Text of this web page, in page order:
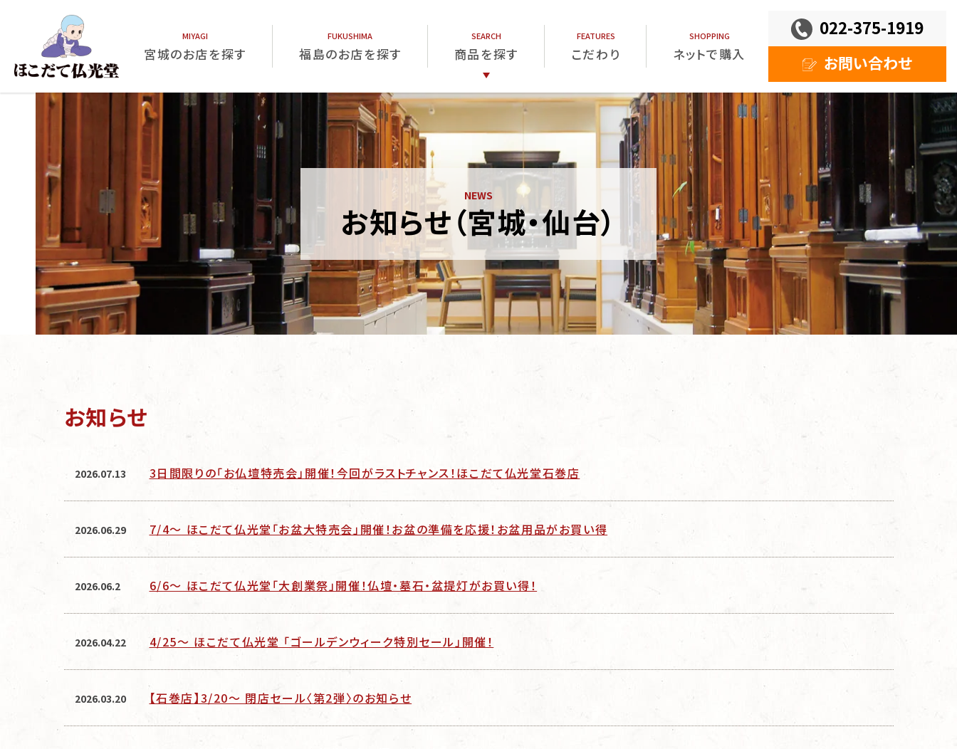
お知らせ（宮城・仙台）
022-375-1919
お問い合わせ
宮城のお店を探す 福島のお店を探す 商品を探す
仏壇
位牌
こだわり ネットで購入
お知らせ
2026.07.13 3日間限りの「お仏壇特売会」開催！今回がラストチャンス！ほこだて仏光堂石巻店
2026.06.29 7/4～ ほこだて仏光堂「お盆大特売会」開催！お盆の準備を応援！お盆用品がお買い得
2026.06.2 6/6～ ほこだて仏光堂「大創業祭」開催！仏壇・墓石・盆提灯がお買い得！
2026.04.22 4/25〜 ほこだて仏光堂 「ゴールデンウィーク特別セール」開催！
2026.03.20 【石巻店】3/20～ 閉店セール〈第2弾〉のお知らせ